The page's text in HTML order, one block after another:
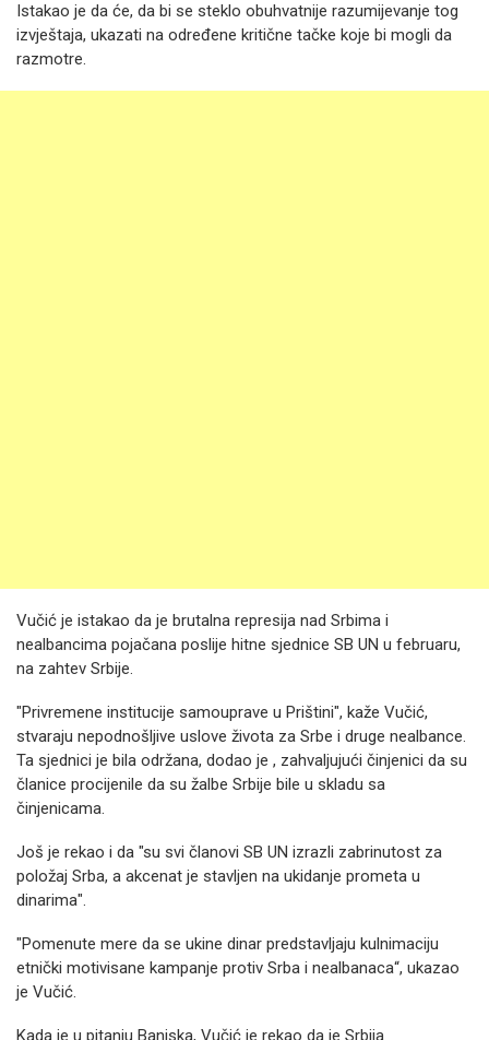
Istakao je da će, da bi se steklo obuhvatnije razumijevanje tog
izvještaja, ukazati na određene kritične tačke koje bi mogli da
razmotre.
Vučić je istakao da je brutalna represija nad Srbima i
nealbancima pojačana poslije hitne sjednice SB UN u februaru,
na zahtev Srbije.
"Privremene institucije samouprave u Prištini", kaže Vučić,
stvaraju nepodnošljive uslove života za Srbe i druge nealbance.
Ta sjednici je bila održana, dodao je , zahvaljujući činjenici da su
članice procijenile da su žalbe Srbije bile u skladu sa
činjenicama.
Još je rekao i da "su svi članovi SB UN izrazli zabrinutost za
položaj Srba, a akcenat je stavljen na ukidanje prometa u
dinarima".
"Pomenute mere da se ukine dinar predstavljaju kulnimaciju
etnički motivisane kampanje protiv Srba i nealbanaca“, ukazao
je Vučić.
Kada je u pitanju Banjska, Vučić je rekao da je Srbija